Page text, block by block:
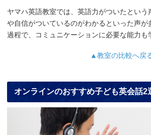
ヤマハ英語教室では、英語力がついたという
や自信がついているのがわかるといった声が
過程で、コミュニケーションに必要な能力も
▲教室の比較へ戻
オンラインのおすすめ子ども英会話2